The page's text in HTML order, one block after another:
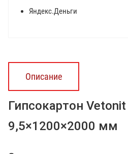
Яндекс.Деньги
Описание
Гипсокартон
9,5×1200×2000 мм